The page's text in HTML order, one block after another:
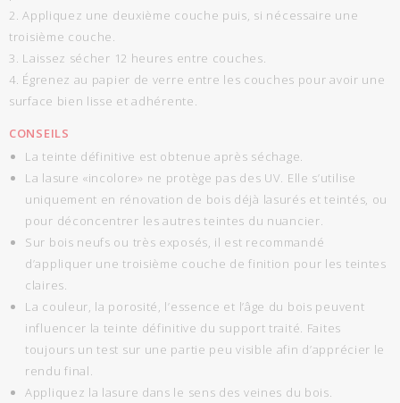
2. Appliquez une deuxième couche puis, si nécessaire une
troisième couche.
3. Laissez sécher 12 heures entre couches.
4. Égrenez au papier de verre entre les couches pour avoir une
surface bien lisse et adhérente.
CONSEILS
La teinte définitive est obtenue après séchage.
La lasure «incolore» ne protège pas des UV. Elle s’utilise
uniquement en rénovation de bois déjà lasurés et teintés, ou
pour déconcentrer les autres teintes du nuancier.
Sur bois neufs ou très exposés, il est recommandé
d’appliquer une troisième couche de finition pour les teintes
claires.
La couleur, la porosité, l’essence et l’âge du bois peuvent
influencer la teinte définitive du support traité. Faites
toujours un test sur une partie peu visible afin d’apprécier le
rendu final.
Appliquez la lasure dans le sens des veines du bois.